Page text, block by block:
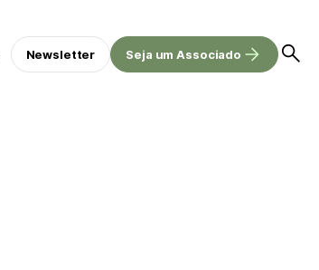
Newsletter Seja um Associado